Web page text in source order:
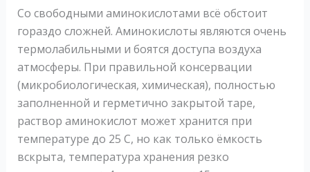
Со свободными аминокислотами всё обстоит
гораздо сложней. Аминокислоты являются очень
термолабильными и боятся доступа воздуха
атмосферы. При правильной консервации
(микробиологическая, химическая), полностью
заполненной и герметично закрытой таре,
раствор аминокислот может хранится при
температуре до 25 С, но как только ёмкость
вскрыта, температура хранения резко